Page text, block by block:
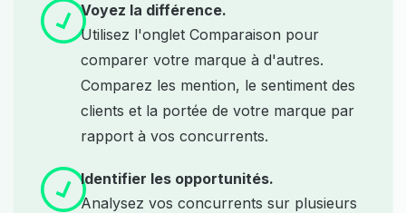
Voyez la différence.
Utilisez l'onglet Comparaison pour
comparer votre marque à d'autres.
Comparez les mention, le sentiment des
clients et la portée de votre marque par
rapport à vos concurrents.
Identifier les opportunités.
Analysez vos concurrents sur plusieurs